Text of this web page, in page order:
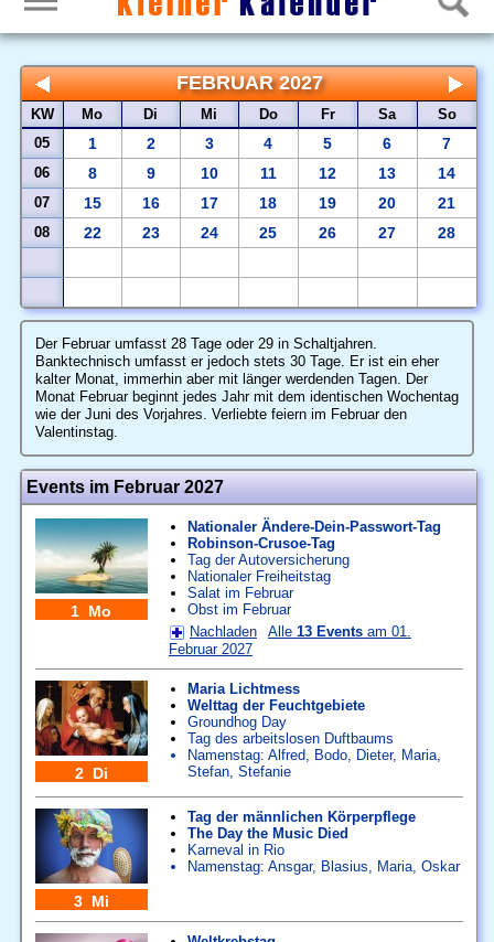
FEBRUAR 2027
KW Mo Di Mi Do Fr Sa
So
05
1 2 3 4 5 6 7
06 8 9 10 11 12 13 14
07 15 16 17 18 19 20 21
08 22 23 24 25 26 27 28
Der Februar umfasst 28 Tage oder 29 in Schaltjahren.
Banktechnisch umfasst er jedoch stets 30 Tage. Er ist ein eher
kalter Monat, immerhin aber mit länger werdenden Tagen. Der
Monat Februar beginnt jedes Jahr mit dem identischen Wochentag
wie der Juni des Vorjahres. Verliebte feiern im Februar den
Valentinstag.
Events im Februar 2027
1 Mo
Nationaler Ändere-Dein-Passwort-Tag
Robinson-Crusoe-Tag
Tag der Autoversicherung
Nationaler Freiheitstag
Salat im Februar
Obst im Februar
Nachladen
Alle 13 Eventsam 01.
Februar 2027
2 Di
Maria Lichtmess
Welttag der Feuchtgebiete
Groundhog Day
Tag des arbeitslosen Duftbaums
Namenstag: Alfred Bodo, Dieter, Maria,
Stefan, Stefanie
3 Mi
Tag der männlichen Körperpflege
The Day the Music Died
Karneval in Rio
Namenstag: Ansgar, Blasius Maria, Oskar